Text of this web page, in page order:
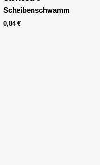
Scheibenschwamm
0,84 €